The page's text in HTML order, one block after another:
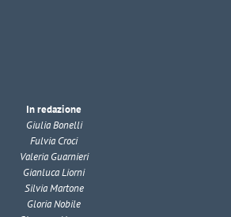
In redazione
Giulia Bonelli
Fulvia Croci
Valeria Guarnieri
Gianluca Liorni
Silvia Martone
Gloria Nobile